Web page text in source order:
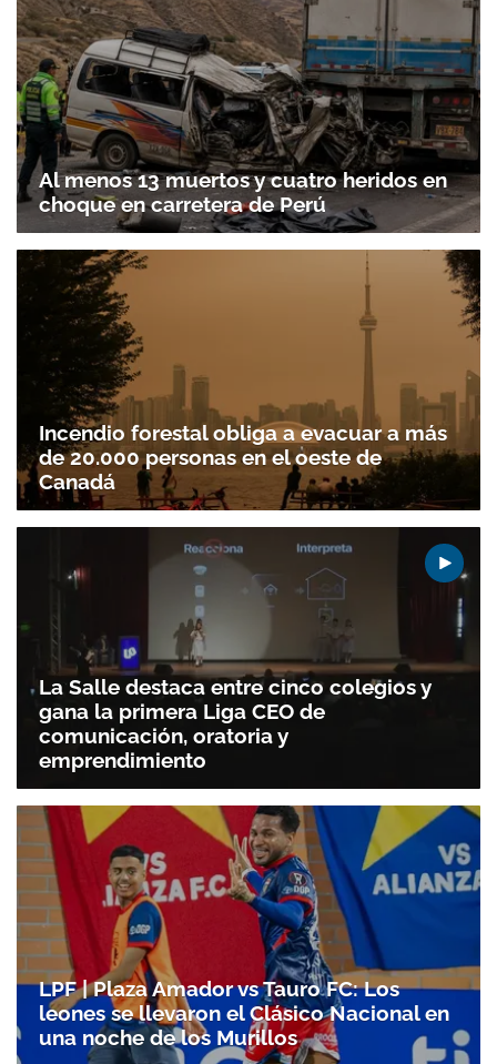
Al menos 13 muertos y cuatro heridos en
choque en carretera de Perú
Incendio forestal obliga a evacuar a más
de 20.000 personas en el oeste de
Canadá
La Salle destaca entre cinco colegios y
gana la primera Liga CEO de
comunicación, oratoria y
emprendimiento
LPF | Plaza Amador vs Tauro FC: Los
leones se llevaron el Clásico Nacional en
una noche de los Murillos